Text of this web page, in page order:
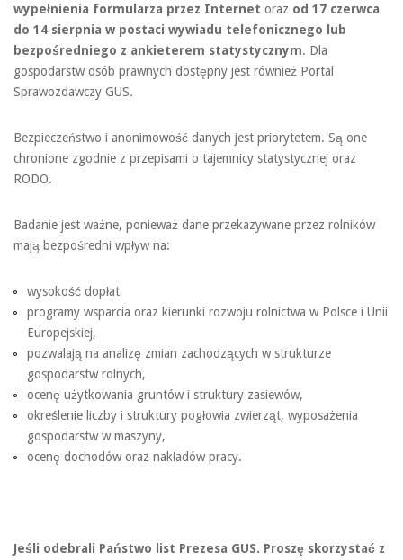
wypełnienia formularza przez Internet oraz od 17 czerwca
do 14 sierpnia w postaci wywiadu telefonicznego lub
bezpośredniego z ankieterem statystycznym. Dla
gospodarstw osób prawnych dostępny jest również Portal
Sprawozdawczy GUS.
Bezpieczeństwo i anonimowość danych jest priorytetem. Są one
chronione zgodnie z przepisami o tajemnicy statystycznej oraz
RODO.
Badanie jest ważne, ponieważ dane przekazywane przez rolników
mają bezpośredni wpływ na:
wysokość dopłat
programy wsparcia oraz kierunki rozwoju rolnictwa w Polsce i Unii
Europejskiej,
pozwalają na analizę zmian zachodzących w strukturze
gospodarstw rolnych,
ocenę użytkowania gruntów i struktury zasiewów,
określenie liczby i struktury pogłowia zwierząt, wyposażenia
gospodarstw w maszyny,
ocenę dochodów oraz nakładów pracy.
Jeśli odebrali Państwo list Prezesa GUS. Proszę skorzystać z